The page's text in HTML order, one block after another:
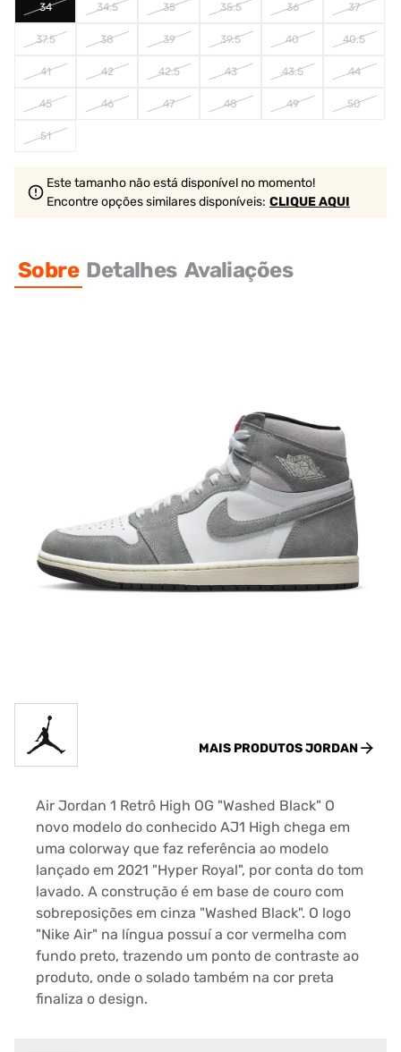
34 34.5 35 35.5 36 37
37.5 38 39 39.5 40 40.5
41 42 42.5 43 43.5 44
45 46 47 48 49 50
51
Este tamanho não está disponível no momento!
Encontre opções similaresdisponíveis: CLIQUE AQUI
Sobre Detalhes Avaliações
MAIS PRODUTOSJORDAN
Air Jordan 1 Retrô High OG "Washed Black" O
novo modelo do conhecido AJ1 High chega em
uma colorway que faz referência ao modelo
lançado em 2021 "Hyper Royal", por conta do tom
lavado. A construção é em base de couro com
sobreposições em cinza "Washed Black". O logo
"Nike Air" na língua possuí a cor vermelha com
fundo preto, trazendo um ponto de contraste ao
produto, onde o solado também na cor preta
finaliza o design.